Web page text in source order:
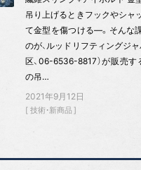
吊り上げるときフックやシャ
て金型を傷つける—。そんな
のが、ルッドリフティングジ
区、06-6536-8817）が販売す
の吊…
2021年9月12日
技術・新商品